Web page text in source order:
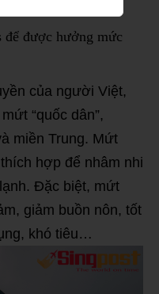
để được hưởng mức
của người Việt,
“quốc dân”,
miền Trung. Mứt
hợp để nhâm nhi
Đặc biệt, mứt
giảm buồn nôn, tốt
khó tiêu…